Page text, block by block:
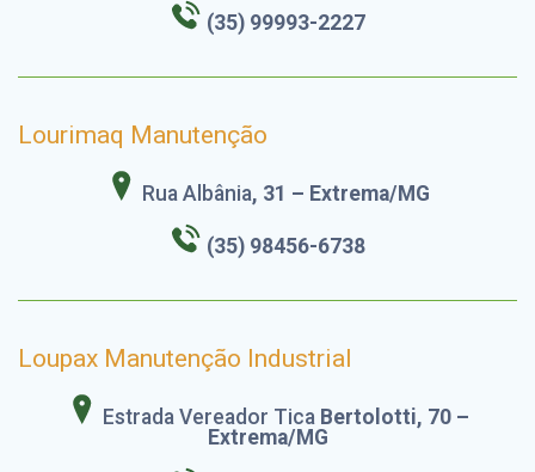
(35) 99993-2227
Lourimaq Manutenção
Rua Albânia, 31 – Extrema/MG
(35) 98456-6738
Loupax Manutenção Industrial
Estrada Vereador Tica Bertolotti, 70 –
Extrema/MG